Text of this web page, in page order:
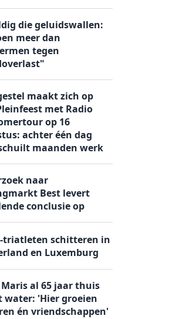
die geluidswallen:
meer dan
tegen
maakt zich op
met Radio
op 16
achter één dag
maanden werk
naar
Best levert
conclusie op
triatleten schitteren in
en Luxemburg
al 65 jaar thuis
water: 'Hier groeien
én vriendschappen'